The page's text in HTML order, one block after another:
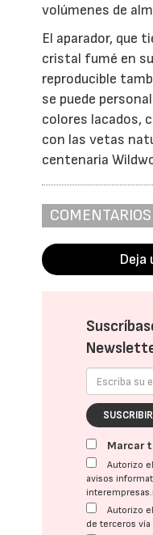
volúmenes de
El aparador, que
cristal fumé en
reproducible
se puede
colores lacados,
con las vetas
centenaria
Deja
Marcar
Autorizo
avisos
Autorizo
de terceros